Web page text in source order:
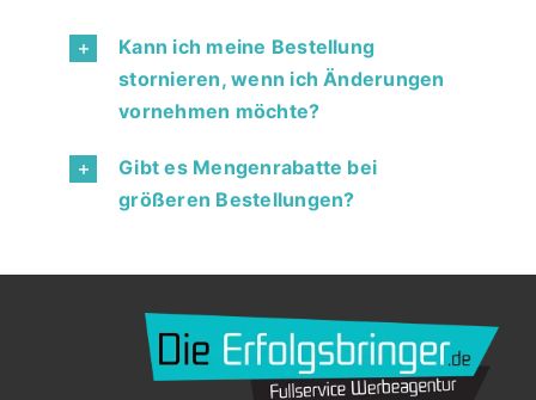
Kann ich meine Bestellung
stornieren, wenn ich Änderungen
vornehmen möchte?
Gibt es Mengenrabatte bei
größeren Bestellungen?